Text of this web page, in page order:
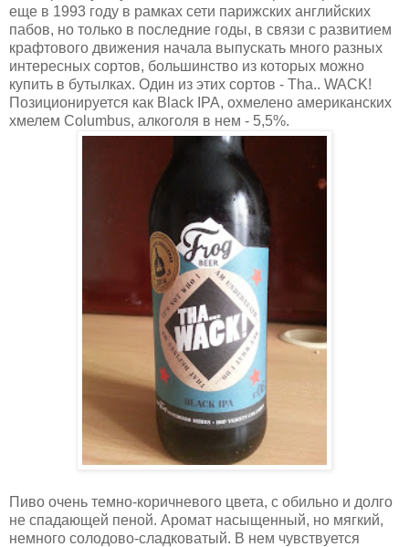
еще в 1993 году в рамках сети парижских английских
пабов, но только в последние годы, в связи с развитием
крафтового движения начала выпускать много разных
интересных сортов, большинство из которых можно
купить в бутылках. Один из этих сортов - Tha.. WACK!
Позиционируется как Black IPA, охмелено американских
хмелем Columbus, алкоголя в нем - 5,5%.
Пиво очень темно-коричневого цвета, с обильно и долго
не спадающей пеной. Аромат насыщенный, но мягкий,
немного солодово-сладковатый. В нем чувствуется